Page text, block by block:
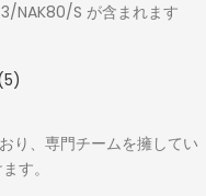
S が含まれます
り、専門チームを擁してい
す。